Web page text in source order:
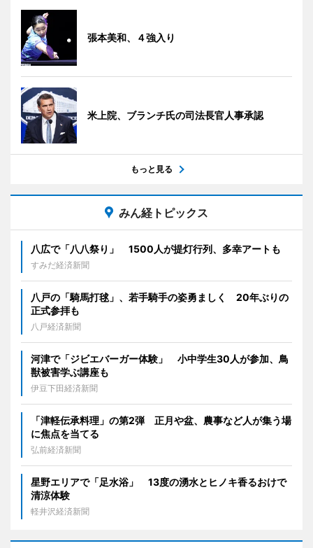
張本美和、４強入り
米上院、ブランチ氏の司法長官人事承認
もっと見る
みん経トピックス
八広で「八八祭り」 1500人が提灯行列、多幸アートも
すみだ経済新聞
八戸の「騎馬打毬」、若手騎手の姿勇ましく 20年ぶりの
正式参拝も
八戸経済新聞
河津で「ジビエバーガー体験」 小中学生30人が参加、鳥
獣被害学ぶ講座も
伊豆下田経済新聞
「津軽伝承料理」の第2弾 正月や盆、農事など人が集う場
に焦点を当てる
弘前経済新聞
星野エリアで「足水浴」 13度の湧水とヒノキ香るおけで
清涼体験
軽井沢経済新聞